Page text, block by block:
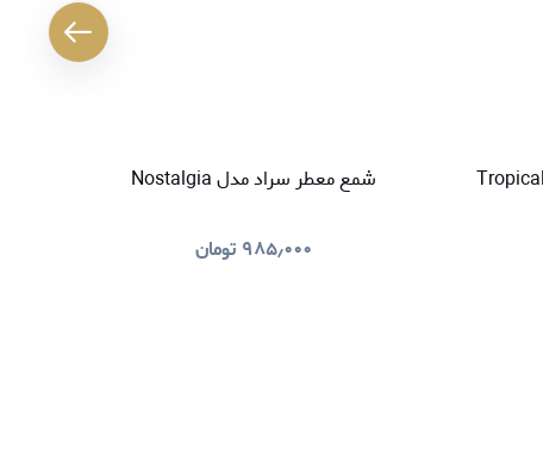
خوشبو کننده هوا سراد مدل Tropical
شمع معطر سراد مدل Nostalgia
۹۸۵٫۰۰۰ تومان